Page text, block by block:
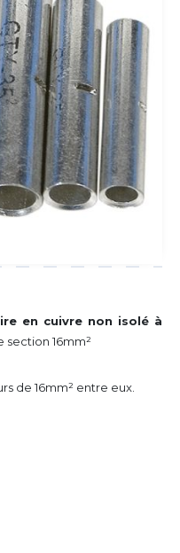
en cuivre non isolé à
section 16mm²
de 16mm² entre eux.